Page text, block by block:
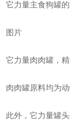
它力量主食狗罐
图片
它力量肉肉罐，
肉肉罐原料均为
此外，它力量罐